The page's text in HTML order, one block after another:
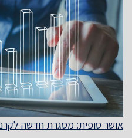
אושר סופית: מסגרת חדשה